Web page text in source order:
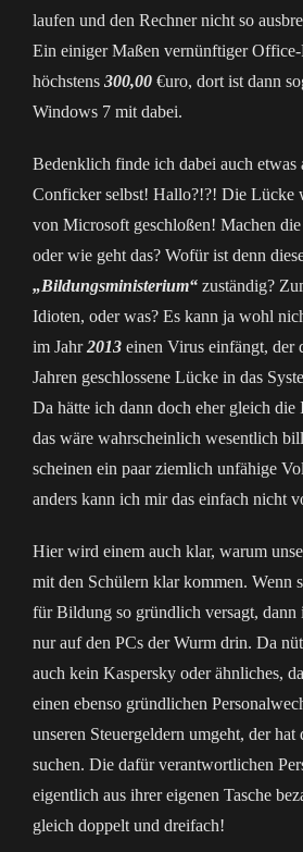
laufen und den Rechner nicht so
Ein einiger Maßen vernünftiger
höchstens 300,00 €uro, dort ist dann
Windows 7 mit dabei.
Bedenklich finde ich dabei auch etwas
Conficker selbst! Hallo?!?! Die Lücke
von Microsoft geschloßen! Machen
oder wie geht das? Wofür ist denn
„Bildungsministerium“ zuständig?
Idioten, oder was? Es kann ja wohl
im Jahr2013 einen Virus einfängt, der
Jahren geschlossene Lücke in das
Da hätte ich dann doch eher gleich
das wäre wahrscheinlich wesentlich
scheinen ein paar ziemlich unfähige
anders kann ich mir das einfach nicht
Hier wird einem auch klar, warum
mit den Schülern klar kommen. Wenn
für Bildung so gründlich versagt, dann
nur auf den PCs der Wurm drin. Da
auch kein Kaspersky oder ähnliches,
einen ebenso gründlichen
unseren Steuergeldern umgeht, der
suchen. Die dafür verantwortlichen
eigentlich aus ihrer eigenen Tasche
gleich doppelt und dreifach!